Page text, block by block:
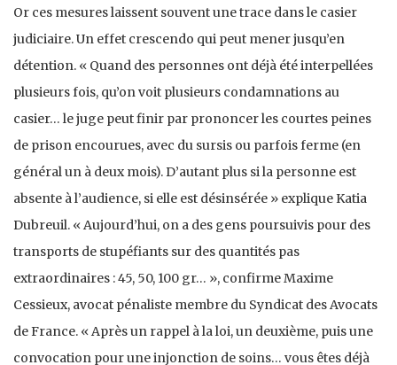
Or ces mesures laissent souvent une trace dans le casier
judiciaire. Un effet crescendo qui peut mener jusqu’en
détention. « Quand des personnes ont déjà été interpellées
plusieurs fois, qu’on voit plusieurs condamnations au
casier… le juge peut finir par prononcer les courtes peines
de prison encourues, avec du sursis ou parfois ferme (en
général un à deux mois). D’autant plus si la personne est
absente à l’audience, si elle est désinsérée » explique Katia
Dubreuil. « Aujourd’hui, on a des gens poursuivis pour des
transports de stupéfiants sur des quantités pas
extraordinaires : 45, 50, 100 gr… », confirme Maxime
Cessieux, avocat pénaliste membre du Syndicat des Avocats
de France. « Après un rappel à la loi, un deuxième, puis une
convocation pour une injonction de soins… vous êtes déjà